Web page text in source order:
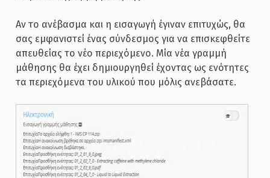
Αν το ανέβασμα και η εισαγωγή έγιναν επιτυχώς, θα
σας εμφανιστεί ένας σύνδεσμος για να επισκεφθείτε
απευθείας το νέο περιεχόμενο. Μία νέα γραμμή
μάθησης θα έχει δημιουργηθεί έχοντας ως ενότητες
τα περιεχόμενα του υλικού που μόλις ανεβάσατε.